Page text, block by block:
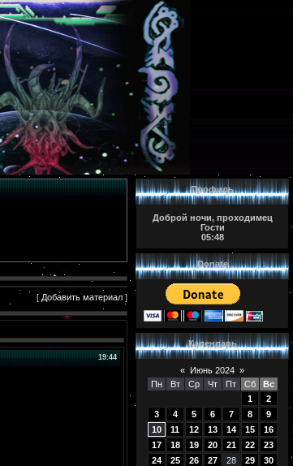
[ Добавить материал ]
19:44
Профиль
Доброй ночи, проходимец
Гости
05:48
Donate
Календарь
« Июнь 2024 »
Пн
Вт Ср Чт Пт Сб
Вс
1
2
3
4 5 6 7 8
9
10
11 12 13 14 15
16
17
18 19 20 21 22
23
24
25 26 27 28 29 30